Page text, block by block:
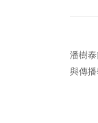
潘樹
與傳播